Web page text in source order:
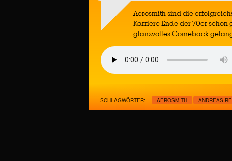
Aerosmith sind die
Karriere Ende der 70er
glanzvolles Comeback
SCHLAGWÖRTER: AEROSMITH ANDREAS